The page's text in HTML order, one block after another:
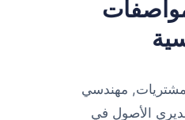
مهندسي
الأصول في